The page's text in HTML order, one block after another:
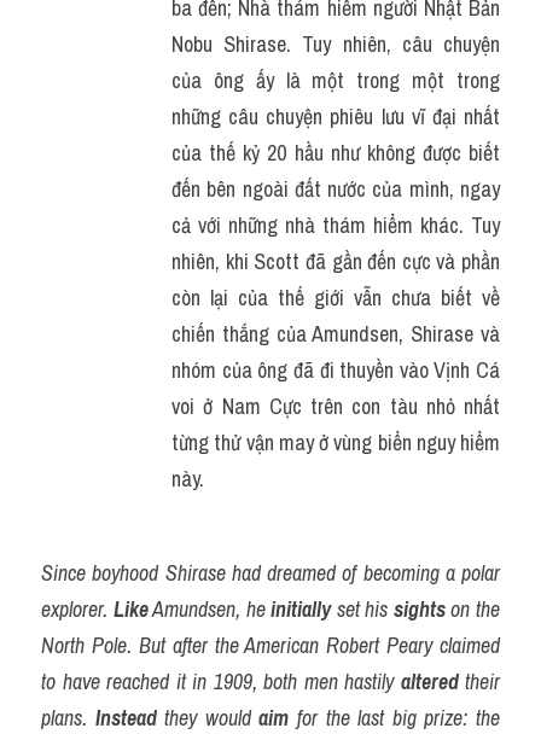
ba đến; Nhà thám hiểm người Nhật Bản
Nobu Shirase. Tuy nhiên, câu chuyện
của ông ấy là một trong một trong
những câu chuyện phiêu lưu vĩ đại nhất
của thế kỷ 20 hầu như không được biết
đến bên ngoài đất nước của mình, ngay
cả với những nhà thám hiểm khác. Tuy
nhiên, khi Scott đã gần đến cực và phần
còn lại của thế giới vẫn chưa biết về
chiến thắng của Amundsen, Shirase và
nhóm của ông đã đi thuyền vào Vịnh Cá
voi ở Nam Cực trên con tàu nhỏ nhất
từng thử vận may ở vùng biển nguy hiểm
này.
Since boyhood Shirase had dreamed of becoming a polar
explorer. Like Amundsen, he initially set his sights on the
North Pole. But after the American Robert Peary claimed
to have reached it in 1909, both men hastily altered their
plans. Instead they would aim for the last big prize: the